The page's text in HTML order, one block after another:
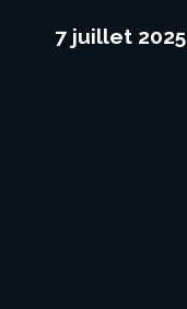
7 juillet 2025